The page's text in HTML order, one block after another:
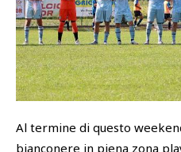
Calendari e Risultati
Classifiche
Al termine di questo
bianconere in piena zona